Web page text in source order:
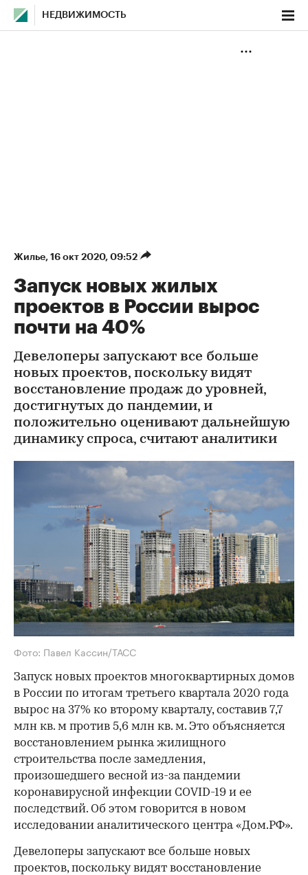
НЕДВИЖИМОСТЬ
Жилье⁠, 16 окт 2020, 09:52
Запуск новых жилых
проектов в России вырос
почти на 40%
Девелоперы запускают все больше
новых проектов, поскольку видят
восстановление продаж до уровней,
достигнутых до пандемии, и
положительно оценивают дальнейшую
динамику спроса, считают аналитики
Фото: Павел Кассин/ТАСС
Запуск новых проектов многоквартирных домов
в России по итогам третьего квартала 2020 года
вырос на 37% ко второму кварталу, составив 7,7
млн кв. м против 5,6 млн кв. м. Это объясняется
восстановлением рынка жилищного
строительства после замедления,
произошедшего весной из-за пандемии
коронавирусной инфекции COVID-19 и ее
последствий. Об этом говорится в новом
исследовании аналитического центра «Дом.РФ».
Девелоперы запускают все больше новых
проектов, поскольку видят восстановление